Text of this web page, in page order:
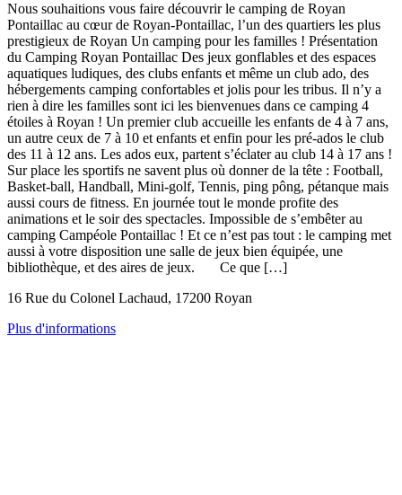
Nous souhaitions vous faire découvrir le camping de Royan
Pontaillac au cœur de Royan-Pontaillac, l’un des quartiers les plus
prestigieux de Royan Un camping pour les familles ! Présentation
du Camping Royan Pontaillac Des jeux gonflables et des espaces
aquatiques ludiques, des clubs enfants et même un club ado, des
hébergements camping confortables et jolis pour les tribus. Il n’y a
rien à dire les familles sont ici les bienvenues dans ce camping 4
étoiles à Royan ! Un premier club accueille les enfants de 4 à 7 ans,
un autre ceux de 7 à 10 et enfants et enfin pour les pré-ados le club
des 11 à 12 ans. Les ados eux, partent s’éclater au club 14 à 17 ans !
Sur place les sportifs ne savent plus où donner de la tête : Football,
Basket-ball, Handball, Mini-golf, Tennis, ping pông, pétanque mais
aussi cours de fitness. En journée tout le monde profite des
animations et le soir des spectacles. Impossible de s’embêter au
camping Campéole Pontaillac ! Et ce n’est pas tout : le camping met
aussi à votre disposition une salle de jeux bien équipée, une
bibliothèque, et des aires de jeux. Ce que […]
16 Rue du Colonel Lachaud, 17200 Royan
Plus d'informations